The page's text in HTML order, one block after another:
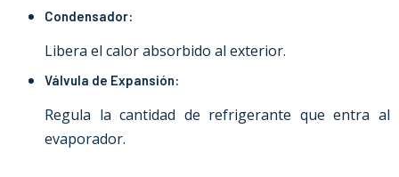
Condensador:
Libera el calor absorbido al exterior.
Válvula de Expansión:
Regula la cantidad de refrigerante que entra al
evaporador.